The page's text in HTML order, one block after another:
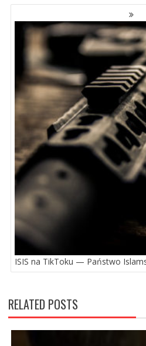
ISIS na TikToku — Państwo
RELATED POSTS